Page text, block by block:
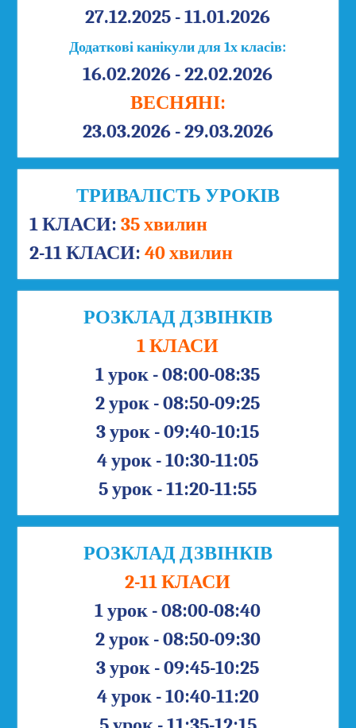
27.12.2025 - 11.01.2026
Додаткові канікули для 1х класів:
16.02.2026 - 22.02.2026
ВЕСНЯНІ:
23.03.2026 - 29.03.2026
ТРИВАЛІСТЬ УРОКІВ
1 КЛАСИ: 35 хвилин
2-11 КЛАСИ: 40 хвилин
РОЗКЛАД ДЗВІНКІВ
1 КЛАСИ
1 урок - 08:00-08:35
2 урок - 08:50-09:25
3 урок - 09:40-10:15
4 урок - 10:30-11:05
5 урок - 11:20-11:55
РОЗКЛАД ДЗВІНКІВ
2-11 КЛАСИ
1 урок - 08:00-08:40
2 урок - 08:50-09:30
3 урок - 09:45-10:25
4 урок - 10:40-11:20